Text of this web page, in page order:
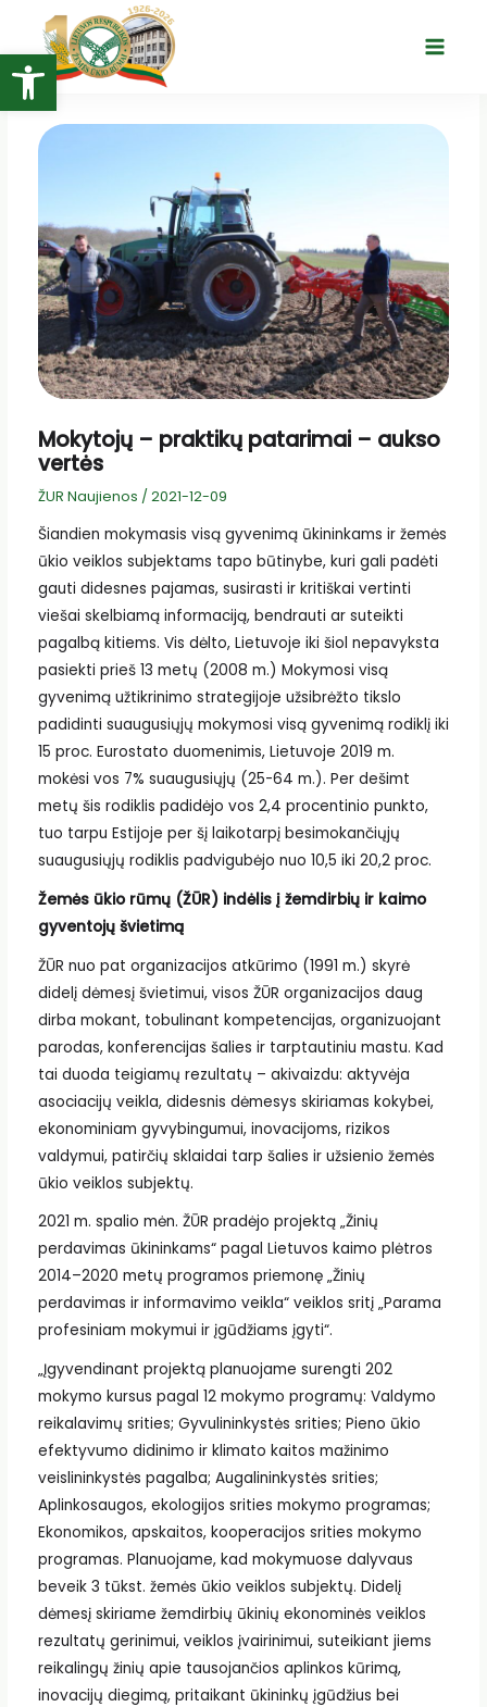
Open toolbar
turinio
Main
Mokytojų – praktikų patarimai – aukso
vertės
ŽUR Naujienos / 2021-12-09
Šiandien mokymasis visą gyvenimą ūkininkams ir žemės
ūkio veiklos subjektams tapo būtinybe, kuri gali padėti
gauti didesnes pajamas, susirasti ir kritiškai vertinti
viešai skelbiamą informaciją, bendrauti ar suteikti
pagalbą kitiems. Vis dėlto, Lietuvoje iki šiol nepavyksta
pasiekti prieš 13 metų (2008 m.) Mokymosi visą
gyvenimą užtikrinimo strategijoje užsibrėžto tikslo
padidinti suaugusiųjų mokymosi visą gyvenimą rodiklį iki
15 proc. Eurostato duomenimis, Lietuvoje 2019 m.
mokėsi vos 7% suaugusiųjų (25-64 m.). Per dešimt
metų šis rodiklis padidėjo vos 2,4 procentinio punkto,
tuo tarpu Estijoje per šį laikotarpį besimokančiųjų
suaugusiųjų rodiklis padvigubėjo nuo 10,5 iki 20,2 proc.
Žemės ūkio rūmų (ŽŪR) indėlis į žemdirbių ir kaimo
gyventojų švietimą
ŽŪR nuo pat organizacijos atkūrimo (1991 m.) skyrė
didelį dėmesį švietimui, visos ŽŪR organizacijos daug
dirba mokant, tobulinant kompetencijas, organizuojant
parodas, konferencijas šalies ir tarptautiniu mastu. Kad
tai duoda teigiamų rezultatų – akivaizdu: aktyvėja
asociacijų veikla, didesnis dėmesys skiriamas kokybei,
ekonominiam gyvybingumui, inovacijoms, rizikos
valdymui, patirčių sklaidai tarp šalies ir užsienio žemės
ūkio veiklos subjektų.
2021 m. spalio mėn. ŽŪR pradėjo projektą „Žinių
perdavimas ūkininkams“ pagal Lietuvos kaimo plėtros
2014–2020 metų programos priemonę „Žinių
perdavimas ir informavimo veikla“ veiklos sritį „Parama
profesiniam mokymui ir įgūdžiams įgyti“.
„Įgyvendinant projektą planuojame surengti 202
mokymo kursus pagal 12 mokymo programų: Valdymo
reikalavimų srities; Gyvulininkystės srities; Pieno ūkio
efektyvumo didinimo ir klimato kaitos mažinimo
veislininkystės pagalba; Augalininkystės srities;
Aplinkosaugos, ekologijos srities mokymo programas;
Ekonomikos, apskaitos, kooperacijos srities mokymo
programas. Planuojame, kad mokymuose dalyvaus
beveik 3 tūkst. žemės ūkio veiklos subjektų. Didelį
dėmesį skiriame žemdirbių ūkinių ekonominės veiklos
rezultatų gerinimui, veiklos įvairinimui, suteikiant jiems
reikalingų žinių apie tausojančios aplinkos kūrimą,
inovacijų diegimą, pritaikant ūkininkų įgūdžius bei